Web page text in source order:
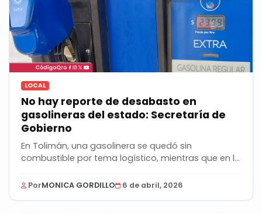
LOCAL
No hay reporte de desabasto en
gasolineras del estado: Secretaría de
Gobierno
En Tolimán, una gasolinera se quedó sin
combustible por tema logístico, mientras que en la
PorMONICA GORDILLO 6 de abril, 2026